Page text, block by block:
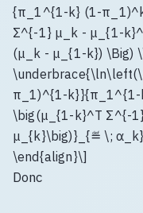
{π_1^{1-k} (1-
Σ^{-1} μ_k - μ_{1-
(μ_k - μ_{1-k}) \Big)
π_1)^{1-k}}{π_1^{1-
\big(μ_{1-k}^T Σ^{-
μ_{k}\big)}_{≝ \;
\end{align}\]
Donc